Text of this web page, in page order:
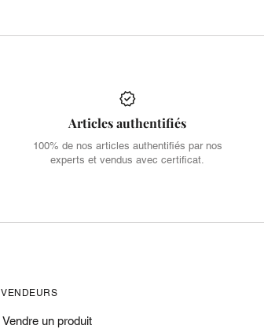
Articles authentifiés
100% de nos articles authentifiés par nos
experts et vendus avec certificat.
VENDEURS
Vendre un produit